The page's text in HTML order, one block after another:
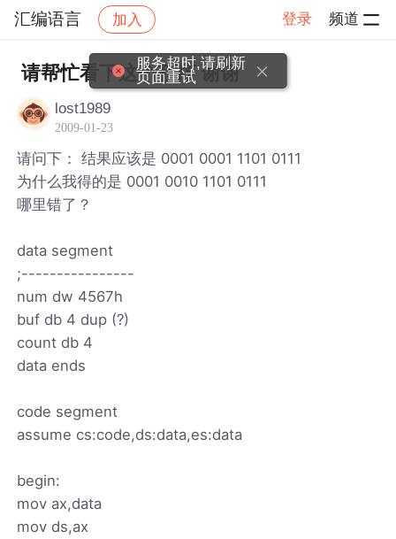
汇编语言 加入 登录 频道
社区 汇编语言 帖子详情
请帮忙看下这个程序 谢谢
lost1989
2009-01-23
请问下： 结果应该是 0001 0001 1101 0111
为什么我得的是 0001 0010 1101 0111
哪里错了？
data segment
;----------------
num dw 4567h
buf db 4 dup (?)
count db 4
data ends
code segment
assume cs:code,ds:data,es:data
begin:
mov ax,data
mov ds,ax
服务超时,请刷新
页面重试